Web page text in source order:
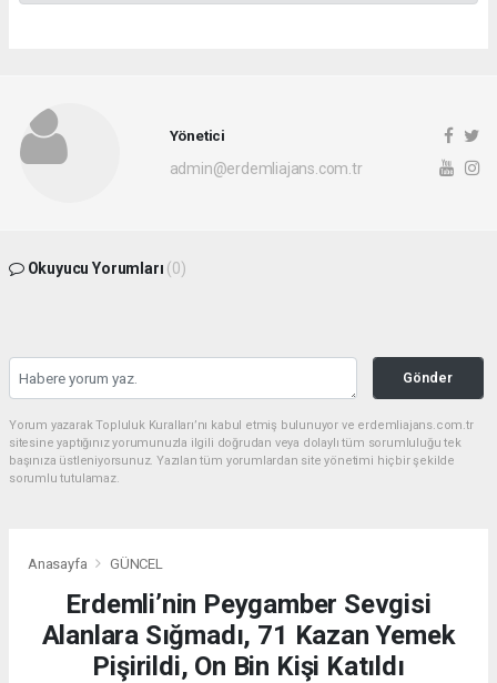
Yönetici
admin@erdemliajans.com.tr
Okuyucu Yorumları (0)
Gönder
Yorum yazarak Topluluk Kuralları’nı kabul etmiş bulunuyor ve erdemliajans.com.tr
sitesine yaptığınız yorumunuzla ilgili doğrudan veya dolaylı tüm sorumluluğu tek
başınıza üstleniyorsunuz. Yazılan tüm yorumlardan site yönetimi hiçbir şekilde
sorumlu tutulamaz.
Anasayfa GÜNCEL
Erdemli’nin Peygamber Sevgisi
Alanlara Sığmadı, 71 Kazan Yemek
Pişirildi, On Bin Kişi Katıldı